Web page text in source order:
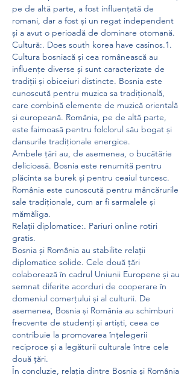
pe de altă parte, a fost influențată de
romani, dar a fost și un regat independent
și a avut o perioadă de dominare otomană.
Cultură:. Does south korea have casinos.1.
Cultura bosniacă și cea românească au
influențe diverse și sunt caracterizate de
tradiții și obiceiuri distincte. Bosnia este
cunoscută pentru muzica sa tradițională,
care combină elemente de muzică orientală
și europeană. România, pe de altă parte,
este faimoasă pentru folclorul său bogat și
dansurile tradiționale energice.
Ambele țări au, de asemenea, o bucătărie
delicioasă. Bosnia este renumită pentru
plăcinta sa burek și pentru ceaiul turcesc.
România este cunoscută pentru mâncărurile
sale tradiționale, cum ar fi sarmalele și
mămăliga.
Relații diplomatice:. Pariuri online rotiri
gratis.
Bosnia și România au stabilite relații
diplomatice solide. Cele două țări
colaborează în cadrul Uniunii Europene și au
semnat diferite acorduri de cooperare în
domeniul comerțului și al culturii. De
asemenea, Bosnia și România au schimburi
frecvente de studenți și artiști, ceea ce
contribuie la promovarea înțelegerii
reciproce și a legăturii culturale între cele
două țări.
În concluzie, relația dintre Bosnia și România